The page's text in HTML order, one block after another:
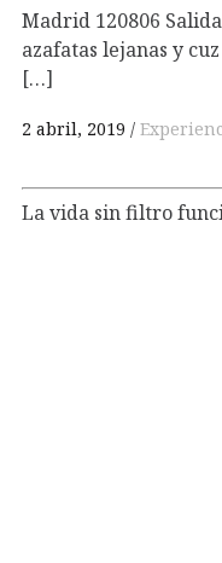
Madrid 120806
azafatas lejanas y
[…]
2 abril, 2019
La vida sin filtro